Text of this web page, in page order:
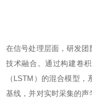
在信号处理层面，研发团
技术融合。通过构建卷
（LSTM ）的混合模型，
基线，并对实时采集的声